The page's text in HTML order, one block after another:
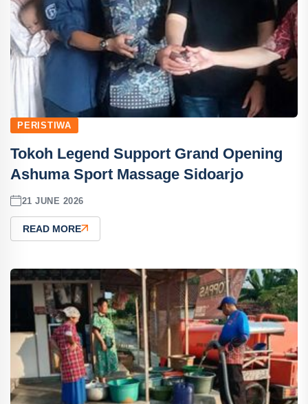
PERISTIWA
Tokoh Legend Support Grand Opening
Ashuma Sport Massage Sidoarjo
21 JUNE 2026
READ MORE